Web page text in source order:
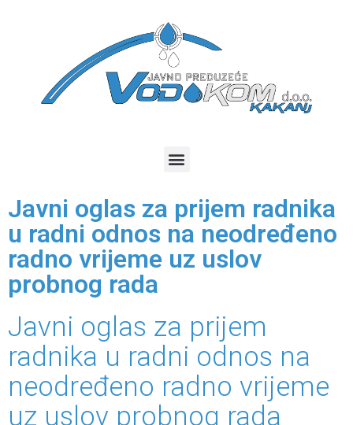
Javni oglas za prijem radnika
u radni odnos na neodređeno
radno vrijeme uz uslov
probnog rada
Javni oglas za prijem
radnika u radni odnos na
neodređeno radno vrijeme
uz uslov probnog rada